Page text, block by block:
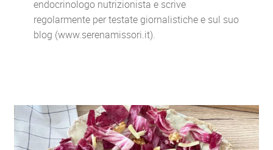
endocrinologo nutrizionista e scrive
regolarmente per testate giornalistiche e sul suo
blog (www.serenamissori.it).